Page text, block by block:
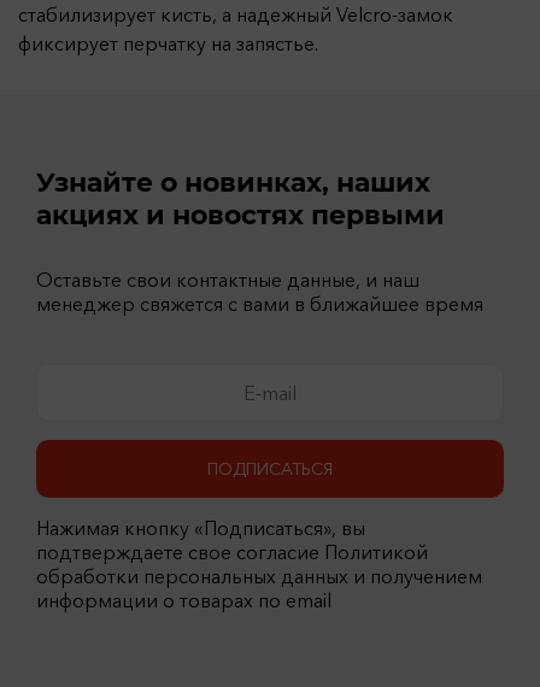
стабилизирует кисть, а надежный Velcro-замок
фиксирует перчатку на запястье.
Узнайте о новинках, наших
акциях и новостях первыми
Оставьте свои контактные данные, и наш
менеджер свяжется с вами в ближайшее время
ПОДПИСАТЬСЯ
Нажимая кнопку «Подписаться», вы
подтверждаете свое согласие Политикой
обработки персональных данных и получением
информации о товарах по email